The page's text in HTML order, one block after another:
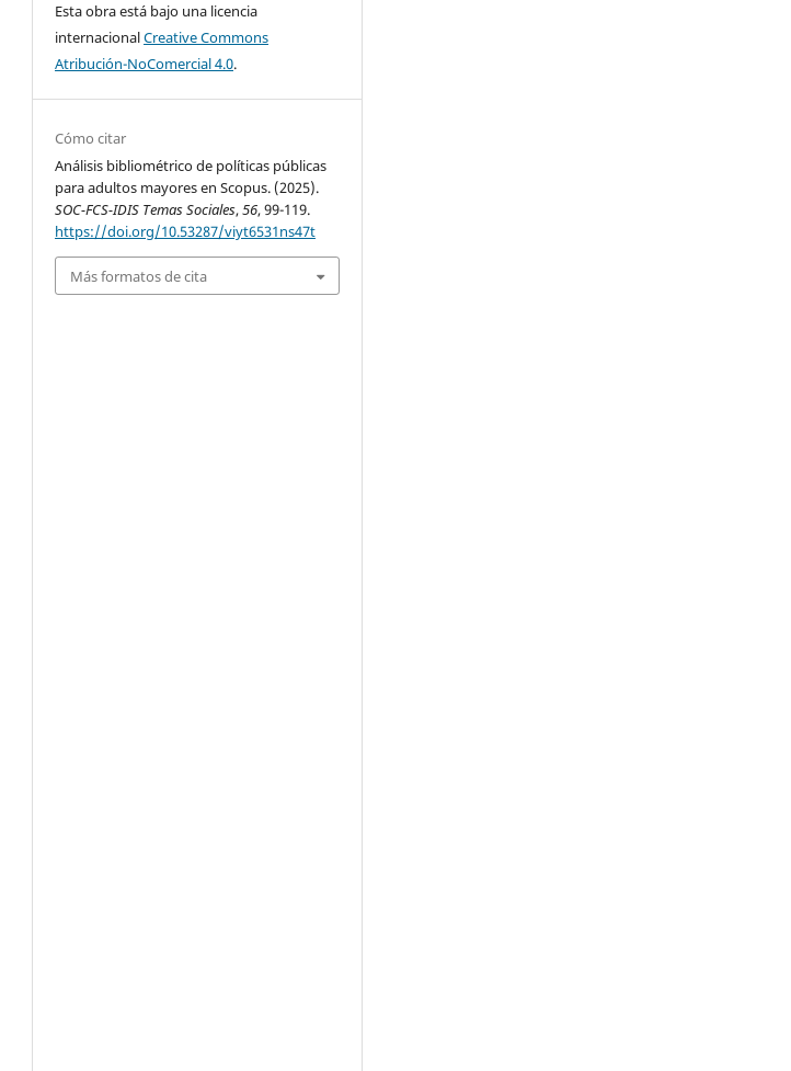
Esta obra está bajo una licencia
internacionalCreative Commons
Atribución-NoComercial 4.0.
Cómo citar
Análisis bibliométrico de políticas públicas
para adultos mayores en Scopus. (2025).
SOC-FCS-IDIS Temas Sociales,56, 99-119.
https://doi.org/10.53287/viyt6531ns47t
Más formatos de cita